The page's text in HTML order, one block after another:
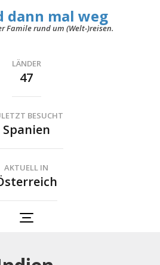
dann mal weg
Famile rund um (Welt-)reisen.
LÄNDER
47
BESUCHT
Spanien
AKTUELL IN